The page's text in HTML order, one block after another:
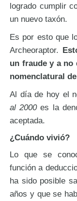
logrado cumplir
un nuevo taxón.
Es por esto que
Archeoraptor.
un fraude y a no
nomenclatural
Al día de hoy el
al 2000es la
aceptada.
¿Cuándo vivió?
Lo que se
función a
ha sido posible
años y que se